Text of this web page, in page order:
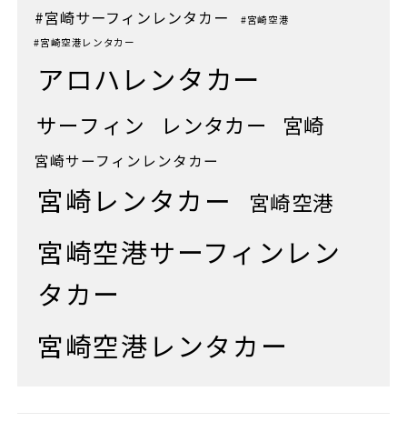
#宮崎サーフィンレンタカー
#宮崎空港
#宮崎空港レンタカー
アロハレンタカー
サーフィン レンタカー 宮崎
宮崎サーフィンレンタカー
宮崎レンタカー 宮崎空港
宮崎空港サーフィンレン
タカー
宮崎空港レンタカー